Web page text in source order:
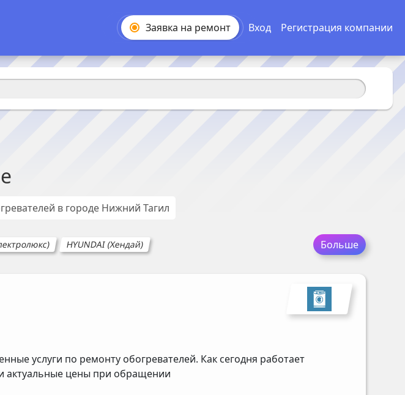
Заявка на ремонт Вход Регистрация компании
в городе Нижний Тагил
HYUNDAI (Хендай) Больше
услуги по ремонту обогревателей. Как сегодня работает
актуальные цены при обращении